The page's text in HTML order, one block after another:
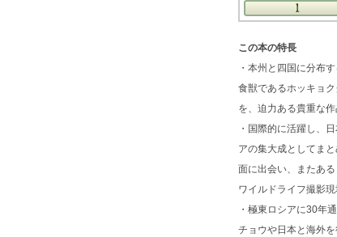
この本の特長
・本州と四国に分布
食獣であるホッキョ
を、迫力ある貴重な作
・国際的に活躍し、
アの集大成としてま
面に出会い、またあ
ワイルドライフ撮影
・極東ロシアに30年
チョウや日本と海外